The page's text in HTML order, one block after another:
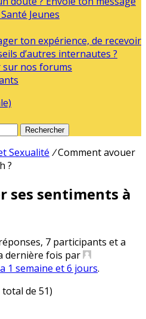
Jeunes
ton expérience, de recevoir
d’autres internautes ?
sur nos forums
Rechercher
Sexualité /Comment avouer
?
ses sentiments à
7 participants et a
dernière fois par
1 semaine et 6 jours.
de 51)